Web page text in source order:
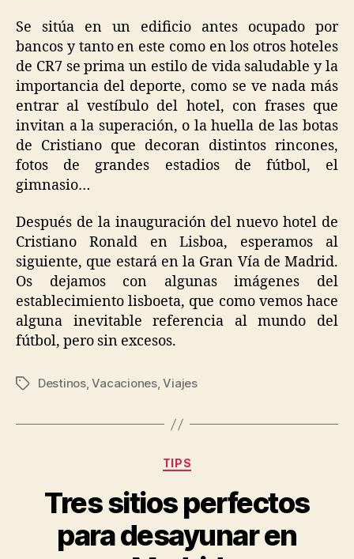
Se sitúa en un edificio antes ocupado por
bancos y tanto en este como en los otros hoteles
de CR7 se prima un estilo de vida saludable y la
importancia del deporte, como se ve nada más
entrar al vestíbulo del hotel, con frases que
invitan a la superación, o la huella de las botas
de Cristiano que decoran distintos rincones,
fotos de grandes estadios de fútbol, el
gimnasio…
Después de la inauguración del nuevo hotel de
Cristiano Ronald en Lisboa, esperamos al
siguiente, que estará en la Gran Vía de Madrid.
Os dejamos con algunas imágenes del
establecimiento lisboeta, que como vemos hace
alguna inevitable referencia al mundo del
fútbol, pero sin excesos.
TagsDestinos,Vacaciones,Viajes
Categories
TIPS
Tres sitios perfectos
para desayunar en